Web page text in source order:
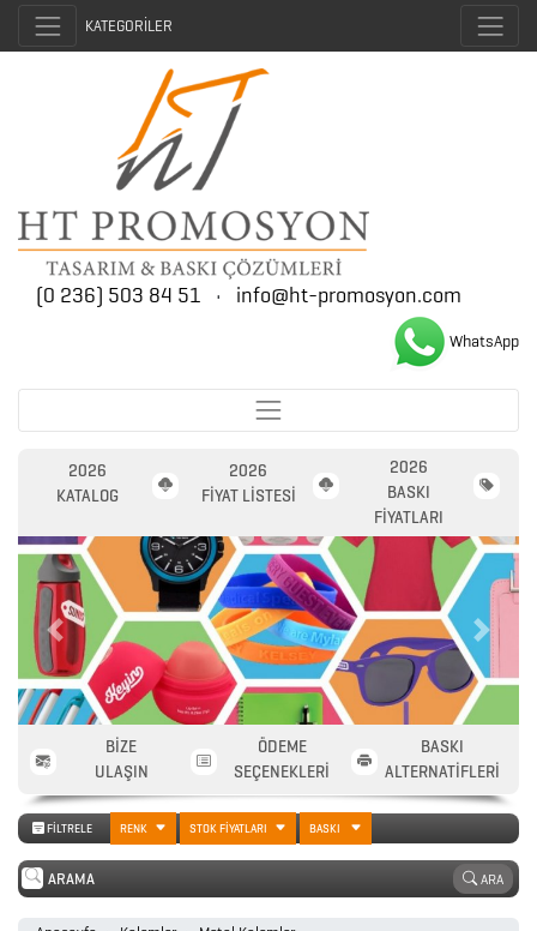
KATEGORİLER
(0 236) 503 84 51 • info@ht-promosyon.com
WhatsApp
2026
KATALOG
2026
FİYAT LİSTESİ
2026
BASKI
FİYATLARI
Previous Next
BİZE
ULAŞIN
ÖDEME
SEÇENEKLERİ
BASKI
ALTERNATİFLERİ
FİLTRELE RENK STOK FİYATLARI BASKI
ARA